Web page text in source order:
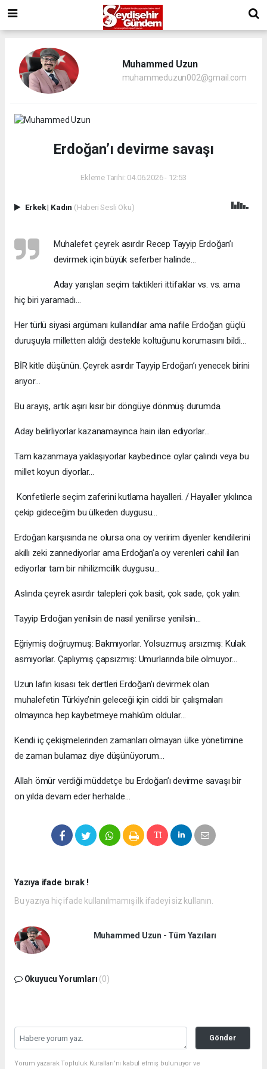
Muhammed Uzun
muhammeduzun002@gmail.com
Erdoğan’ı devirme savaşı
Ekleme Tarihi: 04.06.2026 - 12:53
Erkek| Kadın (Haberi Sesli Oku)
Muhalefet çeyrek asırdır Recep Tayyip Erdoğan’ı
devirmek için büyük seferber halinde…
Aday yarışları seçim taktikleri ittifaklar vs. vs. ama
hiç biri yaramadı…
Her türlü siyasi argümanı kullandılar ama nafile Erdoğan güçlü
duruşuyla milletten aldığı destekle koltuğunu korumasını bildi…
BİR kitle düşünün. Çeyrek asırdır Tayyip Erdoğan’ı yenecek birini
arıyor…
Bu arayış, artık aşırı kısır bir döngüye dönmüş durumda.
Aday belirliyorlar kazanamayınca hain ilan ediyorlar…
Tam kazanmaya yaklaşıyorlar kaybedince oylar çalındı veya bu
millet koyun diyorlar…
Konfetilerle seçim zaferini kutlama hayalleri. / Hayaller yıkılınca
çekip gideceğim bu ülkeden duygusu…
Erdoğan karşısında ne olursa ona oy veririm diyenler kendilerini
akıllı zeki zannediyorlar ama Erdoğan’a oy verenleri cahil ilan
ediyorlar tam bir nihilizmcilik duygusu…
Aslında çeyrek asırdır talepleri çok basit, çok sade, çok yalın:
Tayyip Erdoğan yenilsin de nasıl yenilirse yenilsin…
Eğriymiş doğruymuş: Bakmıyorlar. Yolsuzmuş arsızmış: Kulak
asmıyorlar. Çaplıymış çapsızmış: Umurlarında bile olmuyor…
Uzun lafın kısası tek dertleri Erdoğan’ı devirmek olan
muhalefetin Türkiye’nin geleceği için ciddi bir çalışmaları
olmayınca hep kaybetmeye mahkûm oldular…
Kendi iç çekişmelerinden zamanları olmayan ülke yönetimine
de zaman bulamaz diye düşünüyorum…
Allah ömür verdiği müddetçe bu Erdoğan’ı devirme savaşı bir
on yılda devam eder herhalde…
Yazıya ifade bırak !
Bu yazıya hiç ifade kullanılmamış ilk ifadeyi siz kullanın.
Muhammed Uzun - Tüm Yazıları
Okuyucu Yorumları (0)
Gönder
Yorum yazarak Topluluk Kuralları’nı kabul etmiş bulunuyor ve